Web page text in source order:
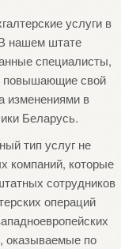
услуги в
нашем штате
специалисты,
повышающие свой
изменениями в
Беларусь.
тип услуг не
компаний, которые
сотрудников
операций
оказываемые по